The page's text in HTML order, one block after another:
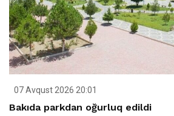
07 Avqust 2026 20:01
Bakıda parkdan oğurluq edildi